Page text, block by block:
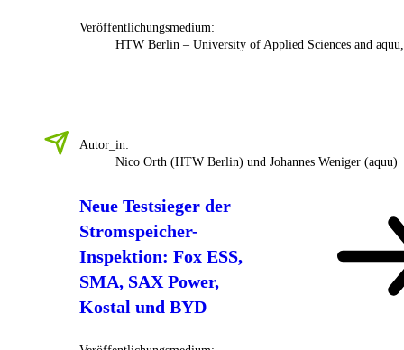
Veröffentlichungsmedium:
HTW Berlin – University of Applied Sciences and
Autor_in:
Nico Orth (HTW Berlin) und Johannes Weniger (aquu)
Neue Testsieger der
Stromspeicher-
Inspektion: Fox ESS,
SMA, SAX Power,
Kostal und BYD